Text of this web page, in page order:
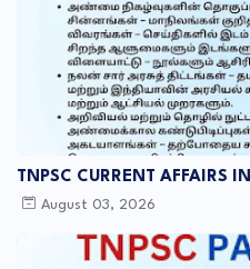
TNPSC CURRENT AFFAIRS
August 03, 2026